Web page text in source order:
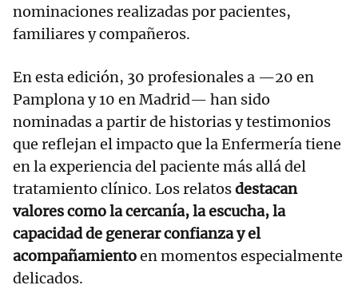
nominaciones realizadas por pacientes,
familiares y compañeros.
En esta edición, 30 profesionales a —20 en
Pamplona y 10 en Madrid— han sido
nominadas a partir de historias y testimonios
que reflejan el impacto que la Enfermería tiene
en la experiencia del paciente más allá del
tratamiento clínico. Los relatosdestacan
valores como la cercanía, la escucha, la
capacidad de generar confianza y el
acompañamientoen momentos especialmente
delicados.